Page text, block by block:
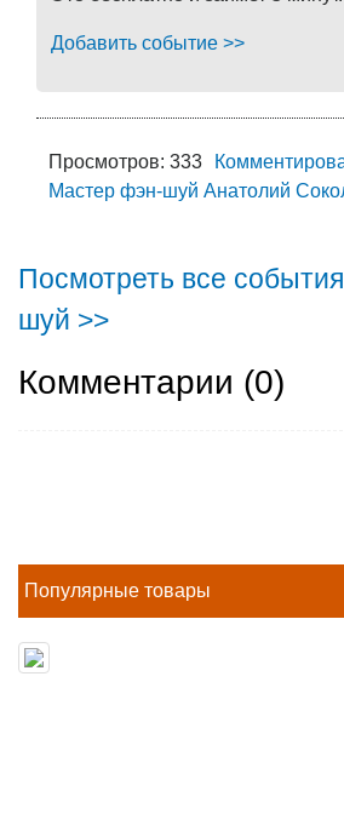
Добавить событие >>
Просмотров: 333
Мастер фэн-шуй Анатолий
Посмотреть все
шуй >>
Комментарии (0)
Популярные товары